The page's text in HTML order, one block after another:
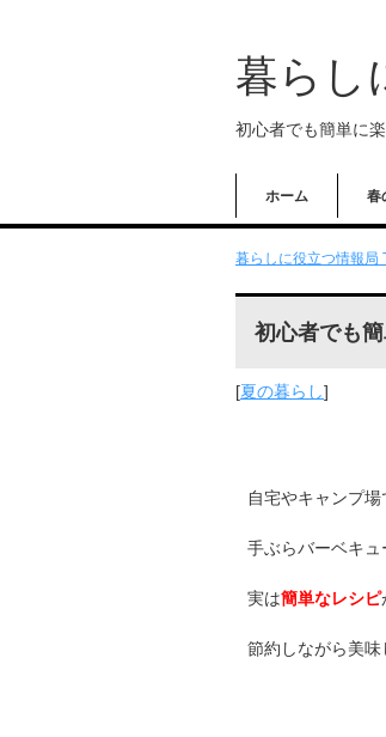
暮らし
初心者でも簡単に
ホーム 春
暮らしに役立つ情報局
初心者でも
[夏の暮らし]
自宅やキャンプ場
手ぶらバーベキュ
実は簡単なレシピ
節約しながら美味